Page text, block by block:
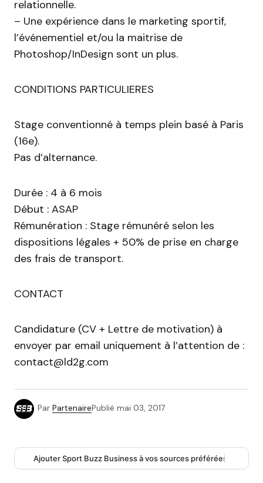
relationnelle.
– Une expérience dans le marketing sportif,
l’événementiel et/ou la maitrise de
Photoshop/InDesign sont un plus.
CONDITIONS PARTICULIERES
Stage conventionné à temps plein basé à Paris
(16e).
Pas d’alternance.
Durée : 4 à 6 mois
Début : ASAP
Rémunération : Stage rémunéré selon les
dispositions légales + 50% de prise en charge
des frais de transport.
CONTACT
Candidature (CV + Lettre de motivation) à
envoyer par email uniquement à l’attention de :
contact@ld2g.com
Par PartenairePublié mai 03, 2017
Ajouter Sport Buzz Business à vos sources préférées